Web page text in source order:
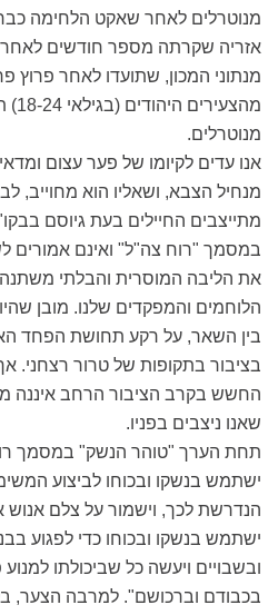
מנוטרלים לאחר שאקט הלחימה
אזריה שקרתה מספר חודשים
מנוטרלים.
אנו עדים לקיומו של פער עצום
מנחיל הצבא, ושאליו הוא מחוייב,
מתייצבים החיילים בעת גיוסם
במסמך "רוח צה"ל" ואינם אמורים
את הליבה המוסרית והבלתי
הלוחמים והמפקדים שלנו. מובן
בין השאר, על רקע תחושת הפחד
בציבור בתקופות של טרור רצחני.
החשש בקרב הציבור הרחב איננה
שאנו ניצבים בפניו.
תחת הערך "טוהר הנשק" במסמך
ישתמש בנשקו ובכוחו לביצוע
הנדרשת לכך, וישמור על צלם אנוש
ישתמש בנשקו ובכוחו כדי לפגוע
ובשבויים ויעשה כל שביכולתו
בכבודם וברכושם". למרבה הצער,